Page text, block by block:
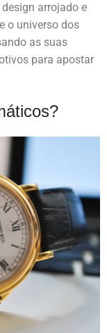
arrojado e
o universo dos
as suas
para apostar